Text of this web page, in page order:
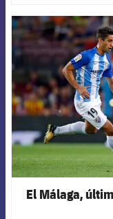
El Málaga,